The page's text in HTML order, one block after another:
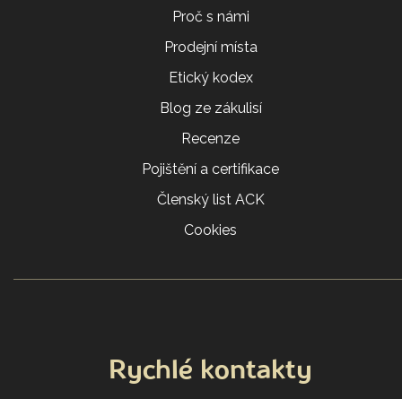
Proč s námi
Prodejní místa
Etický kodex
Blog ze zákulisí
Recenze
Pojištění a certifikace
Členský list ACK
Cookies
Rychlé kontakty